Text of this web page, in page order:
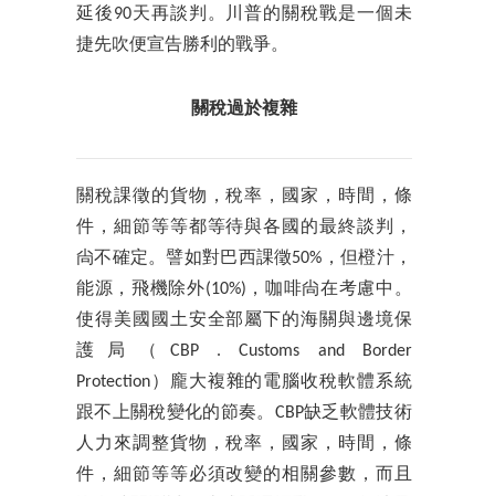
延後90天再談判。川普的關稅戰是一個未
捷先吹便宣告勝利的戰爭。
關稅過於複雜
關稅課徵的貨物，稅率，國家，時間，條
件，細節等等都等待與各國的最終談判，
尙不確定。譬如對巴西課徵50%，但橙汁，
能源，飛機除外(10%)，咖啡尙在考慮中。
使得美國國土安全部屬下的海關與邊境保
護局（CBP . Customs and Border
Protection）龐大複雜的電腦收稅軟體系統
跟不上關稅變化的節奏。CBP缺乏軟體技術
人力來調整貨物，稅率，國家，時間，條
件，細節等等必須改變的相關參數，而且